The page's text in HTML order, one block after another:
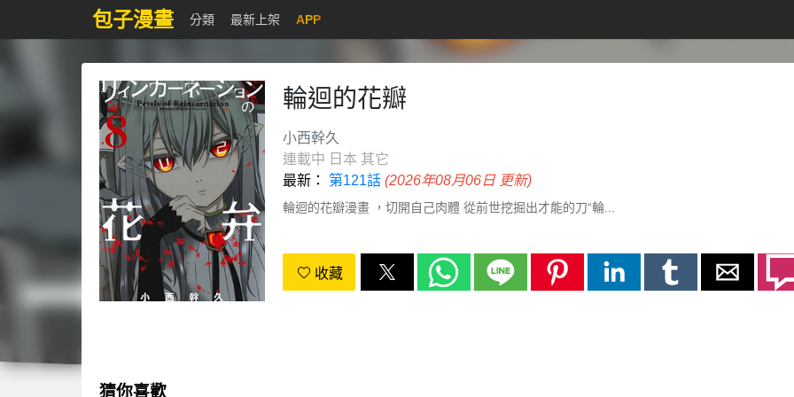
包子漫畫 分類 最新上架 APP
輪迴的花瓣
小西幹久
連載中 日本 其它
最新： 第121話 (2026年08月06日 更新)
輪迴的花瓣漫畫 ，切開自己肉體 從前世挖掘出才能的刀“輪...
收藏
猜你喜歡